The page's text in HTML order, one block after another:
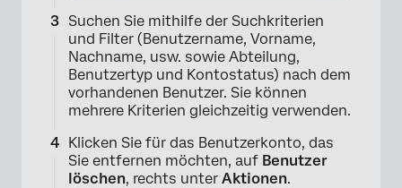
×
Suchen Sie mithilfe der Suchkriterien
und Filter (Benutzername, Vorname,
Nachname, usw. sowie Abteilung,
Benutzertyp und Kontostatus) nach dem
vorhandenen Benutzer. Sie können
mehrere Kriterien gleichzeitig verwenden.
Klicken Sie für das Benutzerkonto, das
Sie entfernen möchten, auf Benutzer
löschen, rechts unter Aktionen.